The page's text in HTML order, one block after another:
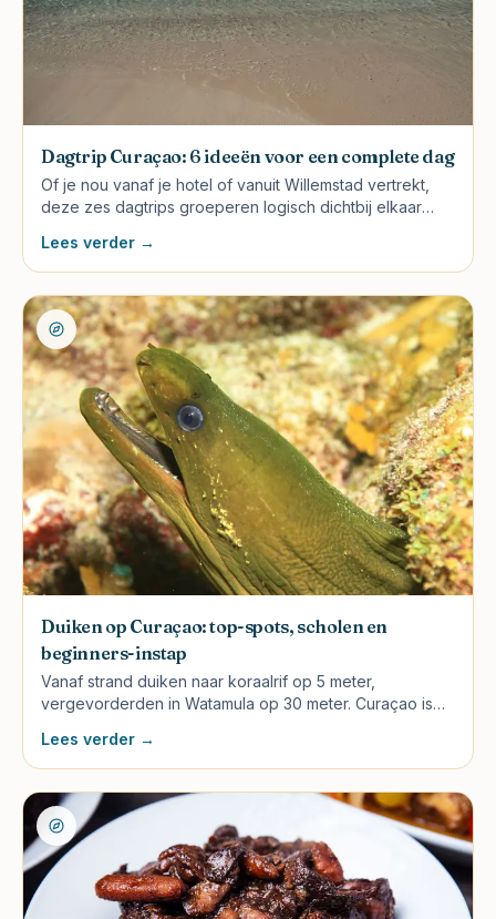
Dagtrip Curaçao: 6 ideeën voor een complete dag
Of je nou vanaf je hotel of vanuit Willemstad vertrekt,
deze zes dagtrips groeperen logisch dichtbij elkaar
Lees verder →
Duiken op Curaçao: top-spots, scholen en
beginners-instap
Vanaf strand duiken naar koraalrif op 5 meter,
vergevorderden in Watamula op 30 meter. Curaçao is
spots, scholen en kosten.
Lees verder →